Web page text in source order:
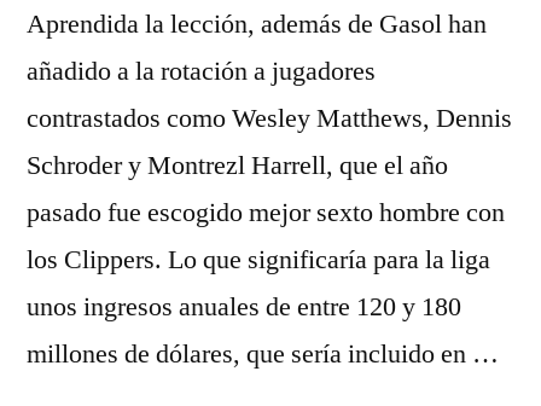
Aprendida la lección, además de Gasol han
añadido a la rotación a jugadores
contrastados como Wesley Matthews, Dennis
Schroder y Montrezl Harrell, que el año
pasado fue escogido mejor sexto hombre con
los Clippers. Lo que significaría para la liga
unos ingresos anuales de entre 120 y 180
millones de dólares, que sería incluido en …